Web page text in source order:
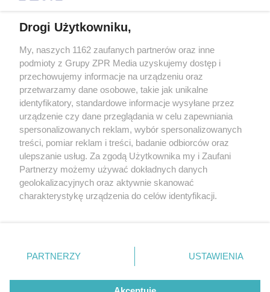
Żaden utwór zamieszczony w serwisie nie może być powielany i
rozpowszechniany lub dalej rozpowszechniany w jakikolwiek sposób (w
tym także elektroniczny lub mechaniczny) na jakimkolwiek polu
eksploatacji w jakiejkolwiek formie, włącznie z umieszczaniem w
Internecie bez pisemnej zgody właściciela praw. Jakiekolwiek użycie lub
wykorzystanie utworów w całości lub w części z naruszeniem prawa,
tzn. bez właściwej zgody, jest zabronione pod groźbą kary i może być
ścigane prawnie.
© 2026 Grupa ZPR Media
Drogi Użytkowniku,
My, naszych 1162 zaufanych partnerów oraz inne
podmioty z Grupy ZPR Media uzyskujemy dostęp i
przechowujemy informacje na urządzeniu oraz
przetwarzamy dane osobowe, takie jak unikalne
identyfikatory, standardowe informacje wysyłane przez
urządzenie czy dane przeglądania w celu zapewniania
spersonalizowanych reklam, wybór spersonalizowanych
treści, pomiar reklam i treści, badanie odbiorców oraz
ulepszanie usług. Za zgodą Użytkownika my i Zaufani
Partnerzy możemy używać dokładnych danych
geolokalizacyjnych oraz aktywnie skanować
charakterystykę urządzenia do celów identyfikacji.
zmienić/wycofać klikając przycisk ustawień prywatności
znajdujący się w lewym dolnym rogu strony
rodzaje przetwarzania danych nie wymagają zgody
PARTNERZY USTAWIENIA